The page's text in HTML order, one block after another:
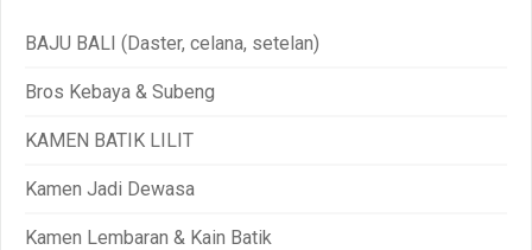
BAJU BALI (Daster, celana, setelan)
Bros Kebaya & Subeng
KAMEN BATIK LILIT
Kamen Jadi Dewasa
Kamen Lembaran & Kain Batik